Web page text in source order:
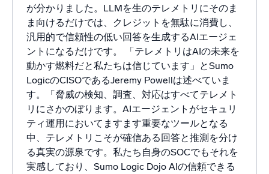
が分かりました。LLMを生のテレメトリにそのま
ま向けるだけでは、クレジットを無駄に消費し、
汎用的で信頼性の低い回答を生成するAIエージェ
ントになるだけです。 「テレメトリはAIの未来を
動かす燃料だと私たちは信じています」とSumo
LogicのCISOであるJeremy Powellは述べていま
す。「脅威の検知、調査、対応はすべてテレメト
リにさかのぼります。AIエージェントがセキュリ
ティ運用においてますます重要なツールとなる
中、テレメトリこそが確信ある回答と推測を分け
る真実の源泉です。私たち自身のSOCでもそれを
実感しており、Sumo Logic Dojo AIの信頼できる